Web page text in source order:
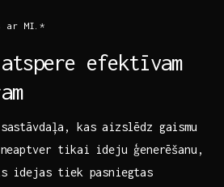
ar MI.*
atspere efektīvam
kas aizslēdz gaismu
tikai ideju ģenerēšanu,
idejas tiek pasniegtas